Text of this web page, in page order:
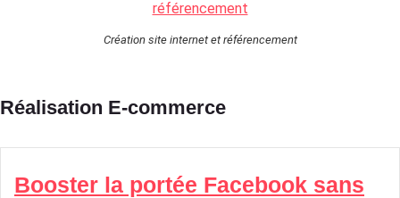
Création site internet et référencement
Réalisation E-commerce
Booster la portée Facebook sans